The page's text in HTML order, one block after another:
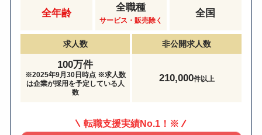
全年齢
全職種
サービス・販売除く
全国
求人数
100万件
※2025年9月30日時点 ※求人数
は企業が採用を予定している人
数
非公開求人数
210,000件以上
転職支援実績No.1！※